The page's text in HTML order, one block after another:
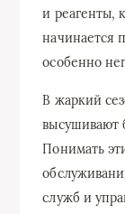
и реагенты,
начинается
особенно
В жаркий
высушивают
Понимать
служб и